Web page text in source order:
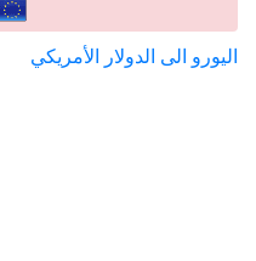
اليورو الى الدولار الأمريكي